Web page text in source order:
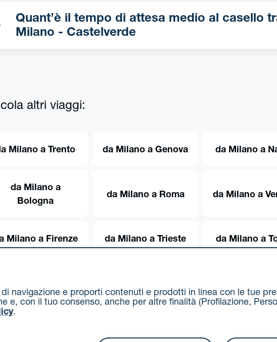
Quant’è il tempo di attesa medio al casello
Milano - Castelverde
altri viaggi:
Milano a Trento da Milano a Genova da Milano a
da Milano a
Bologna
da Milano a Roma da Milano a
Milano a Firenze da Milano a Trieste da Milano a
navigazione e proporti contenuti e prodotti in linea con le tue
e, con il tuo consenso, anche per altre finalità (Profilazione,
.